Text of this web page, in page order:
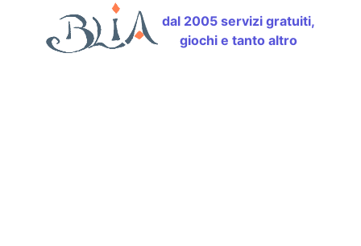
dal 2005 servizi gratuiti,
giochi e tanto altro